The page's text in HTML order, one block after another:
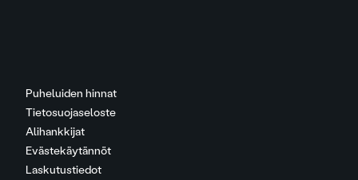
Puheluiden hinnat
Tietosuojaseloste
Alihankkijat
Evästekäytännöt
Laskutustiedot